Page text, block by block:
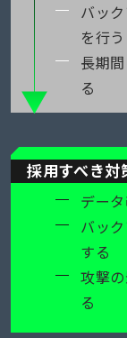
バッ
を行う
長期
る
採用すべき対
デー
バッ
する
攻撃
る